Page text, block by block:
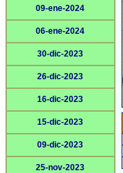
09-ene-2024
06-ene-2024
30-dic-2023
26-dic-2023
16-dic-2023
15-dic-2023
09-dic-2023
25-nov-2023